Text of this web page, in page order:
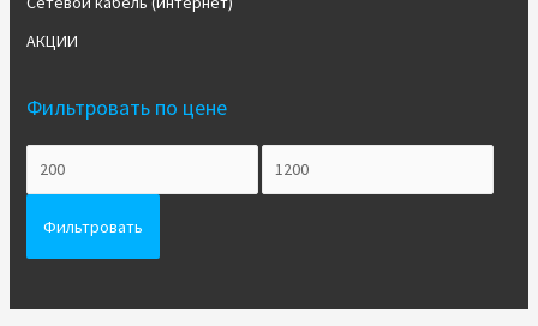
АКЦИИ
Фильтровать по цене
Фильтровать